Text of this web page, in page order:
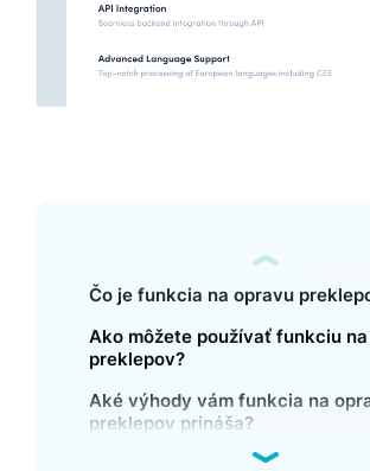
Čo je funkcia na opravu
Ako môžete používať funkciu
preklepov?
Aké výhody vám funkcia na
preklepov prináša?